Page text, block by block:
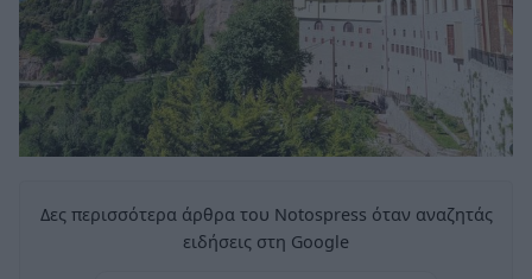
Δες περισσότερα άρθρα του Notospress όταν αναζητάς
ειδήσεις στη Google